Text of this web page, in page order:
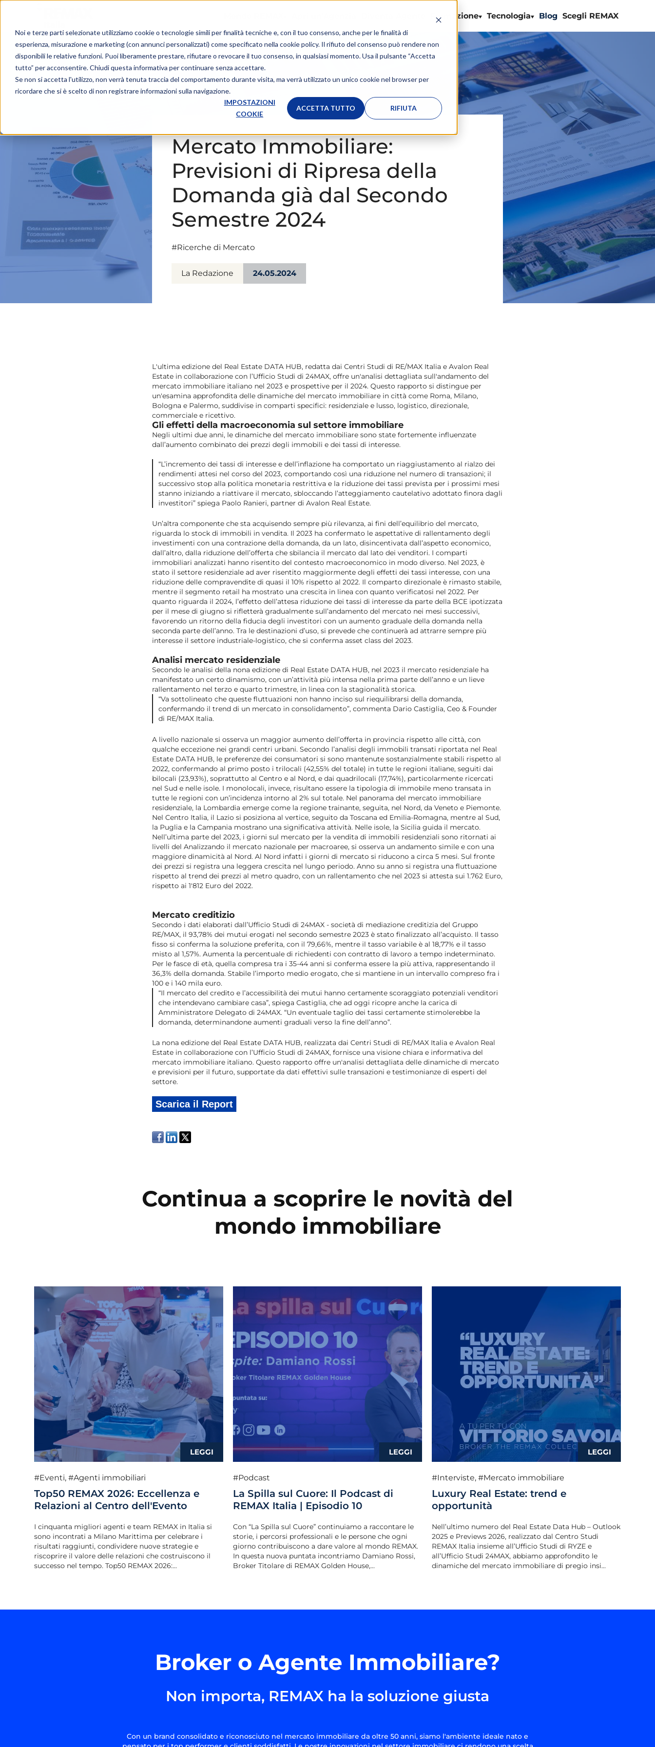
Noi e terze parti selezionate utilizziamo cookie o tecnologie simili per finalità tecniche e, con il tuo consenso, anche per le finalità di
esperienza, misurazione e marketing (con annunci personalizzati) come specificato nella cookie policy. Il rifiuto del consenso può rendere non
disponibili le relative funzioni. Puoi liberamente prestare, rifiutare o revocare il tuo consenso, in qualsiasi momento. Usa il pulsante “Accetta
tutto” per acconsentire. Chiudi questa informativa per continuare senza accettare.
Se non si accetta l'utilizzo, non verrà tenuta traccia del comportamento durante visita, ma verrà utilizzato un unico cookie nel browser per
ricordare che si è scelto di non registrare informazioni sulla navigazione.
IMPOSTAZIONI
COOKIE
ACCETTA TUTTO RIFIUTA
Formazione Tecnologia Blog Scegli REMAX
Mercato Immobiliare:
Previsioni di Ripresa della
Domanda già dal Secondo
Semestre 2024
#Ricerche di Mercato
La Redazione 24.05.2024
L'ultima edizione del Real Estate DATA HUB, redatta dai Centri Studi di RE/MAX Italia e Avalon Real
Estate in collaborazione con l’Ufficio Studi di 24MAX, offre un'analisi dettagliata sull'andamento del
mercato immobiliare italiano nel 2023 e prospettive per il 2024. Questo rapporto si distingue per
un'esamina approfondita delle dinamiche del mercato immobiliare in città come Roma, Milano,
Bologna e Palermo, suddivise in comparti specifici: residenziale e lusso, logistico, direzionale,
commerciale e ricettivo.
Gli effetti della macroeconomia sul settore immobiliare
Negli ultimi due anni, le dinamiche del mercato immobiliare sono state fortemente influenzate
dall’aumento combinato dei prezzi degli immobili e dei tassi di interesse.
“L’incremento dei tassi di interesse e dell’inflazione ha comportato un riaggiustamento al rialzo dei
rendimenti attesi nel corso del 2023, comportando così una riduzione nel numero di transazioni; il
successivo stop alla politica monetaria restrittiva e la riduzione dei tassi prevista per i prossimi mesi
stanno iniziando a riattivare il mercato, sbloccando l’atteggiamento cautelativo adottato finora dagli
investitori” spiega Paolo Ranieri, partner di Avalon Real Estate.
Un’altra componente che sta acquisendo sempre più rilevanza, ai fini dell’equilibrio del mercato,
riguarda lo stock di immobili in vendita. Il 2023 ha confermato le aspettative di rallentamento degli
investimenti con una contrazione della domanda, da un lato, disincentivata dall’aspetto economico,
dall’altro, dalla riduzione dell’offerta che sbilancia il mercato dal lato dei venditori. I comparti
immobiliari analizzati hanno risentito del contesto macroeconomico in modo diverso. Nel 2023, è
stato il settore residenziale ad aver risentito maggiormente degli effetti dei tassi interesse, con una
riduzione delle compravendite di quasi il 10% rispetto al 2022. Il comparto direzionale è rimasto stabile,
mentre il segmento retail ha mostrato una crescita in linea con quanto verificatosi nel 2022. Per
quanto riguarda il 2024, l’effetto dell’attesa riduzione dei tassi di interesse da parte della BCE ipotizzata
per il mese di giugno si rifletterà gradualmente sull’andamento del mercato nei mesi successivi,
favorendo un ritorno della fiducia degli investitori con un aumento graduale della domanda nella
seconda parte dell’anno. Tra le destinazioni d’uso, si prevede che continuerà ad attrarre sempre più
interesse il settore industriale-logistico, che si conferma asset class del 2023.
Analisi mercato residenziale
Secondo le analisi della nona edizione di Real Estate DATA HUB, nel 2023 il mercato residenziale ha
manifestato un certo dinamismo, con un’attività più intensa nella prima parte dell’anno e un lieve
rallentamento nel terzo e quarto trimestre, in linea con la stagionalità storica.
“Va sottolineato che queste fluttuazioni non hanno inciso sul riequilibrarsi della domanda,
confermando il trend di un mercato in consolidamento”, commenta Dario Castiglia, Ceo & Founder
di RE/MAX Italia.
A livello nazionale si osserva un maggior aumento dell’offerta in provincia rispetto alle città, con
qualche eccezione nei grandi centri urbani. Secondo l’analisi degli immobili transati riportata nel Real
Estate DATA HUB, le preferenze dei consumatori si sono mantenute sostanzialmente stabili rispetto al
2022, confermando al primo posto i trilocali (42,55% del totale) in tutte le regioni italiane, seguiti dai
bilocali (23,93%), soprattutto al Centro e al Nord, e dai quadrilocali (17,74%), particolarmente ricercati
nel Sud e nelle isole. I monolocali, invece, risultano essere la tipologia di immobile meno transata in
tutte le regioni con un’incidenza intorno al 2% sul totale. Nel panorama del mercato immobiliare
residenziale, la Lombardia emerge come la regione trainante, seguita, nel Nord, da Veneto e Piemonte.
Nel Centro Italia, il Lazio si posiziona al vertice, seguito da Toscana ed Emilia-Romagna, mentre al Sud,
la Puglia e la Campania mostrano una significativa attività. Nelle isole, la Sicilia guida il mercato.
Nell’ultima parte del 2023, i giorni sul mercato per la vendita di immobili residenziali sono ritornati ai
livelli del Analizzando il mercato nazionale per macroaree, si osserva un andamento simile e con una
maggiore dinamicità al Nord. Al Nord infatti i giorni di mercato si riducono a circa 5 mesi. Sul fronte
dei prezzi si registra una leggera crescita nel lungo periodo. Anno su anno si registra una fluttuazione
rispetto al trend dei prezzi al metro quadro, con un rallentamento che nel 2023 si attesta sui 1.762 Euro,
rispetto ai 1'812 Euro del 2022.
Mercato creditizio
Secondo i dati elaborati dall’Ufficio Studi di 24MAX - società di mediazione creditizia del Gruppo
RE/MAX, il 93,78% dei mutui erogati nel secondo semestre 2023 è stato finalizzato all’acquisto. Il tasso
fisso si conferma la soluzione preferita, con il 79,66%, mentre il tasso variabile è al 18,77% e il tasso
misto al 1,57%. Aumenta la percentuale di richiedenti con contratto di lavoro a tempo indeterminato.
Per le fasce di età, quella compresa tra i 35-44 anni si conferma essere la più attiva, rappresentando il
36,3% della domanda. Stabile l’importo medio erogato, che si mantiene in un intervallo compreso fra i
100 e i 140 mila euro.
“Il mercato del credito e l’accessibilità dei mutui hanno certamente scoraggiato potenziali venditori
che intendevano cambiare casa”, spiega Castiglia, che ad oggi ricopre anche la carica di
Amministratore Delegato di 24MAX. “Un eventuale taglio dei tassi certamente stimolerebbe la
domanda, determinandone aumenti graduali verso la fine dell’anno”.
La nona edizione del Real Estate DATA HUB, realizzata dai Centri Studi di RE/MAX Italia e Avalon Real
Estate in collaborazione con l’Ufficio Studi di 24MAX, fornisce una visione chiara e informativa del
mercato immobiliare italiano. Questo rapporto offre un'analisi dettagliata delle dinamiche di mercato
e previsioni per il futuro, supportate da dati effettivi sulle transazioni e testimonianze di esperti del
settore.
Scarica il Report
Continua a scoprire le novità del
mondo immobiliare
#Eventi, #Agenti immobiliari
Top50 REMAX 2026: Eccellenza e
Relazioni al Centro dell'Evento
I cinquanta migliori agenti e team REMAX in Italia si
sono incontrati a Milano Marittima per celebrare i
risultati raggiunti, condividere nuove strategie e
riscoprire il valore delle relazioni che costruiscono il
successo nel tempo. Top50 REMAX 2026:...
#Podcast
La Spilla sul Cuore: Il Podcast di
REMAX Italia | Episodio 10
Con “La Spilla sul Cuore” continuiamo a raccontare le
storie, i percorsi professionali e le persone che ogni
giorno contribuiscono a dare valore al mondo REMAX.
In questa nuova puntata incontriamo Damiano Rossi,
Broker Titolare di REMAX Golden House,...
#Interviste, #Mercato immobiliare
Luxury Real Estate: trend e
opportunità
Nell’ultimo numero del Real Estate Data Hub – Outlook
2025 e Previews 2026, realizzato dal Centro Studi
REMAX Italia insieme all’Ufficio Studi di RYZE e
all’Ufficio Studi 24MAX, abbiamo approfondito le
dinamiche del mercato immobiliare di pregio insi...
Broker o Agente Immobiliare?
Non importa, REMAX ha la soluzione giusta
Con un brand consolidato e riconosciuto nel mercato immobiliare da oltre 50 anni, siamo l'ambiente ideale nato e